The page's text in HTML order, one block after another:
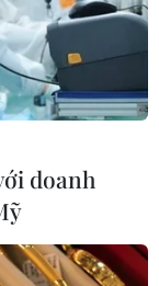
doanh